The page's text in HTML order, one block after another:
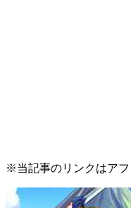
※当記事のリンクはアフ